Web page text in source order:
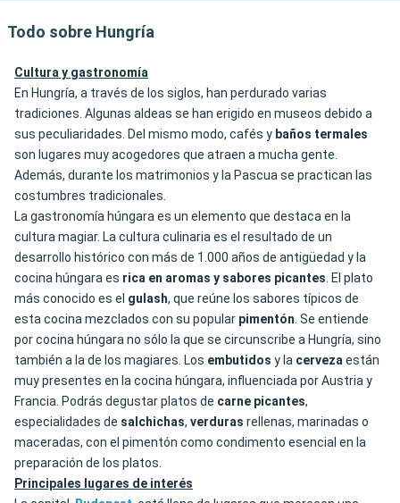
Todo sobre Hungría
Cultura y gastronomía
En Hungría, a través de los siglos, han perdurado varias
tradiciones. Algunas aldeas se han erigido en museos debido a
sus peculiaridades. Del mismo modo, cafés y baños termales
son lugares muy acogedores que atraen a mucha gente.
Además, durante los matrimonios y la Pascua se practican las
costumbres tradicionales.
La gastronomía húngara es un elemento que destaca en la
cultura magiar. La cultura culinaria es el resultado de un
desarrollo histórico con más de 1.000 años de antigüedad y la
cocina húngara es rica en aromas y sabores picantes. El plato
más conocido es el gulash, que reúne los sabores típicos de
esta cocina mezclados con su popular pimentón. Se entiende
por cocina húngara no sólo la que se circunscribe a Hungría, sino
también a la de los magiares. Los embutidos y la cervezaestán
muy presentes en la cocina húngara, influenciada por Austria y
Francia. Podrás degustar platos de carne picantes,
especialidades de salchichas, verduras rellenas, marinadas o
maceradas, con el pimentón como condimento esencial en la
preparación de los platos.
Principales lugares de interés